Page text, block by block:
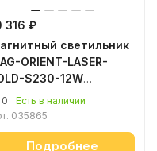
316 ₽
светильник
ORIENT-LASER-
S230-12W
(WH, 30 deg,
DALI)
0
Есть в наличии
035865
Подробнее